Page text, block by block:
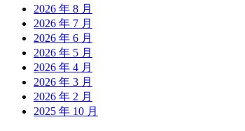
2026 年 8 月
2026 年 7 月
2026 年 6 月
2026 年 5 月
2026 年 4 月
2026 年 3 月
2026 年 2 月
2025 年 10 月